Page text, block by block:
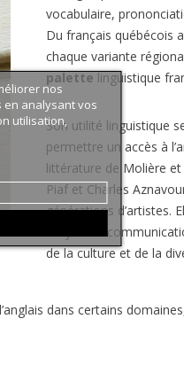
vocabulaire,
Du français québécois
chaque variante
palettelinguistique
Son utilité linguistique
permettre un accès à
littérature de Molière et
Piaf et Charles
générations d’artistes.
moyen de
de la culture et de la
dans certains
nos
en analysant vos
utilisation,